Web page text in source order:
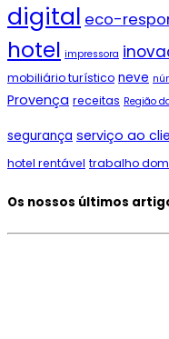
digital eco-
hotel impressora
mobiliário turístico neve
Provença receitas Região
segurança serviço ao
hotel rentável trabalho
Os nossos últimos